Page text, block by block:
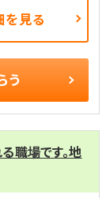
を見る
う
職場です。地